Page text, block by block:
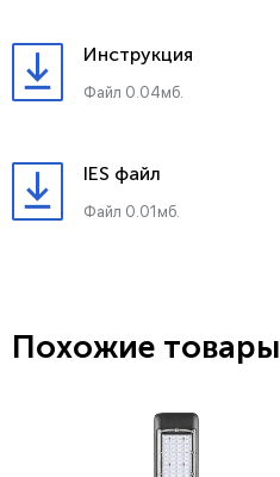
Инструкция
Файл 0.04мб.
IES файл
Файл 0.01мб.
Похожие товары